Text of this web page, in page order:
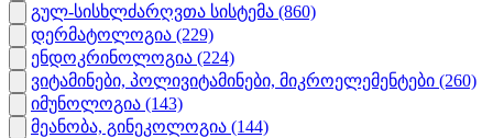
გულ-სისხლძარღვთა სისტემა (860)
დერმატოლოგია (229)
ენდოკრინოლოგია (224)
ვიტამინები, პოლივიტამინები, მიკროელემენტები (260)
იმუნოლოგია (143)
მეანობა, გინეკოლოგია (144)